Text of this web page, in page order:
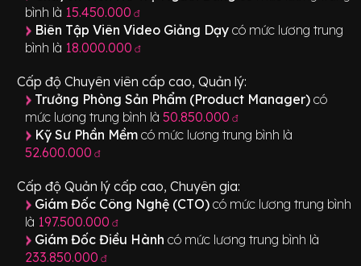
bình là 15.450.000 đ
Biên Tập Viên Video Giảng Dạycó mức lương trung
bình là 18.000.000 đ
Cấp độ Chuyên viên cấp cao, Quản lý:
Trưởng Phòng Sản Phẩm (Product Manager)có
mức lương trung bình là50.850.000 đ
Kỹ Sư Phần Mềmcó mức lương trung bình là
52.600.000 đ
Cấp độ Quản lý cấp cao, Chuyên gia:
Giám Đốc Công Nghệ (CTO)có mức lương trung bình
là 197.500.000 đ
Giám Đốc Điều Hànhcó mức lương trung bình là
233.850.000 đ